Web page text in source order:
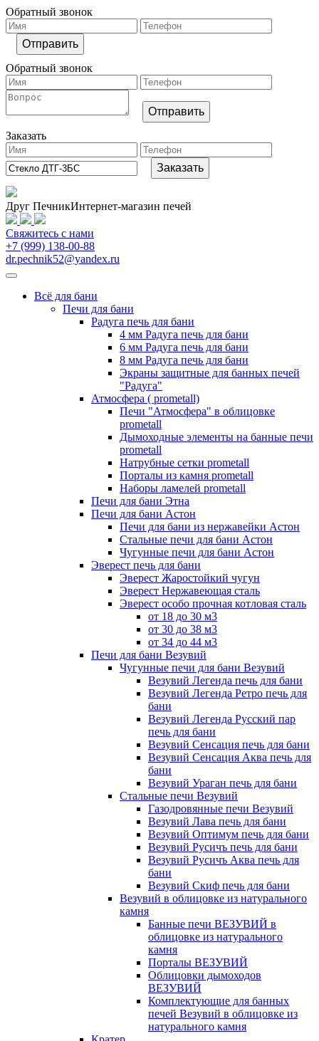
Обратный звонок
Обратный звонок
Заказать
Друг ПечникИнтернет-магазин печей
Свяжитесь с нами
+7 (999) 138-00-88
dr.pechnik52@yandex.ru
Всё для бани
Печи для бани
Радуга печь для бани
4 мм Радуга печь для бани
6 мм Радуга печь для бани
8 мм Радуга печь для бани
Экраны защитные для банных печей
"Радуга"
Атмосфера ( prometall)
Печи "Атмосфера" в облицовке
prometall
Дымоходные элементы на банные печи
prometall
Натрубные сетки prometall
Порталы из камня prometall
Наборы ламелей prometall
Печи для бани Этна
Печи для бани Астон
Печи для бани из нержавейки Астон
Стальные печи для бани Астон
Чугунные печи для бани Астон
Эверест печь для бани
Эверест Жаростойкий чугун
Эверест Нержавеющая сталь
Эверест особо прочная котловая сталь
от 18 до 30 м3
от 30 до 38 м3
от 34 до 44 м3
Печи для бани Везувий
Чугунные печи для бани Везувий
Везувий Легенда печь для бани
Везувий Легенда Ретро печь для
бани
Везувий Легенда Русский пар
печь для бани
Везувий Сенсация печь для бани
Везувий Сенсация Аква печь для
бани
Везувий Ураган печь для бани
Стальные печи Везувий
Газодровянные печи Везувий
Везувий Лава печь для бани
Везувий Оптимум печь для бани
Везувий Русичъ печь для бани
Везувий Русичъ Аква печь для
бани
Везувий Скиф печь для бани
Везувий в облицовке из натурального
камня
Банные печи ВЕЗУВИЙ в
облицовке из натурального
камня
Порталы ВЕЗУВИЙ
Облицовки дымоходов
ВЕЗУВИЙ
Комплектующие для банных
печей Везувий в облицовке из
натурального камня